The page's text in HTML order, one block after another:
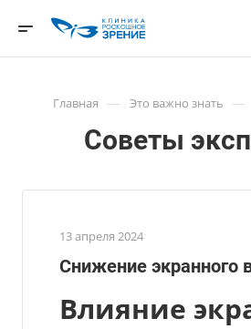
Главная — Это важно знать —
Советы
13 апреля 2024
Снижение экранного
Влияние